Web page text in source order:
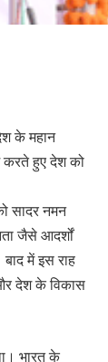
के महान
करते हुए देश को
सादर नमन
जैसे आदर्शों
में इस राह
देश के विकास
भारत के